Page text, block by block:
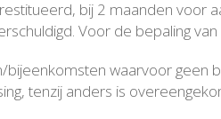
bij 2 maanden voor
Voor de bepaling
waarvoor geen
tenzij anders is